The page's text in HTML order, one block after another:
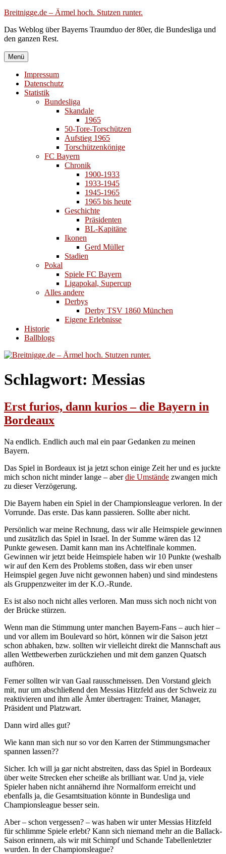
Zum
springen
Breitnigge.de – Ärmel hoch. Stutzen runter.
Das Weblog über Bayerns Traumduo der 80er, die Bundesliga und
den ganzen Rest.
Menü
Impressum
Datenschutz
Statistik
Bundesliga
Skandale
1965
50-Tore-Torschützen
Aufstieg 1965
Torschützenkönige
FC Bayern
Chronik
1900-1933
1933-1945
1945-1965
1965 bis heute
Geschichte
Präsidenten
BL-Kapitäne
Ikonen
Gerd Müller
Stadien
Pokal
Spiele FC Bayern
Ligapokal, Supercup
Alles andere
Derbys
Derby TSV 1860 München
Eigene Erlebnisse
Historie
Ballblogs
Schlagwort: Messias
Erst furios, dann kurios – die Bayern in
Bordeaux
Na endlich. Endlich auch mal ein paar Gedanken zu meinen
Bayern.
Das Spiel in Bordeaux ist ja jetzt schon einige Zeit her und es juckte
mich schon nicht minder lange – aberdie Umstände zwangen mich
zu dieser Verzögerung.
Die Bayern haben ein Spiel in der Championsleague verloren. In der
Vorrunde. Das erste. Das kann passieren. Sollte aber nicht.
Persönlich war meine Rechnung, dass wir alle Heimspiele gewinnen
und zusätzlich das Spiel in Israel. In der Summe wären das 12
Punkte gewesen. Damit kann man ins Achtelfinale kommen.
Gewinnen wir jetzt beide Heimspiele haben wir 10 Punkte (weshalb
wir auf den Kern des Problems stoßen, dass wir eben unser
Heimspiel gegen Juve nicht gewonnen haben) und sind mindestens
als Gruppenzweiter im der K.O.-Runde.
Es ist also noch nicht alles verloren. Man muss sich noch nicht von
der Brücke stürzen.
Wenn man die Stimmung unter manchen Bayern-Fans – auch hier –
und vor allem im Boulevard so hört, können wir die Saison jetzt
schon abhaken, bzw. sollten wir vielleicht direkt die Mannschaft aus
allen Wettbewerben zurückziehen und mit dem ganzen Quatsch
aufhören.
Ferner sollten wir van Gaal rausschmeissen. Den Vorstand gleich
mit, nur um abschließend den Messias Hitzfeld aus der Schweiz zu
reaktivieren und ihm alle Ämter übertragen: Trainer, Manager,
Präsident und Platzwart.
Dann wird alles gut?
Wie kann man sich nur so vor den Karren der Stimmungsmacher
spannen lassen??
Sicher. Ich will ja gar nicht abstreiten, dass das Spiel in Bordeaux
über weite Strecken eher scheiße als brilliant war. Und ja, viele
Spieler haben nicht annähernd ihre Normalform erreicht und
ebenfalls ja, die Gesamtsituation könnte in Bundesliga und
Championsleague besser sein.
Aber – schon vergessen? – was haben wir unter Messias Hitzfeld
für schlimme Spiele erlebt? Kann sich niemand mehr an die Ballack-
Saison erinnern, als wir mit Schimpf und Schande Tabellenletzter
wurden. In der Championsleague?